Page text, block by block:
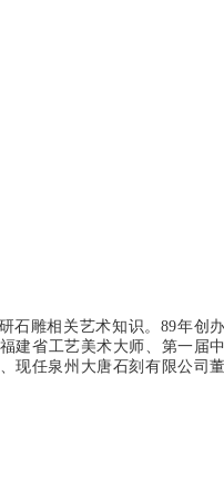
雕相关艺术知识。89年创
省工艺美术大师、第一届
现任泉州大唐石刻有限公司